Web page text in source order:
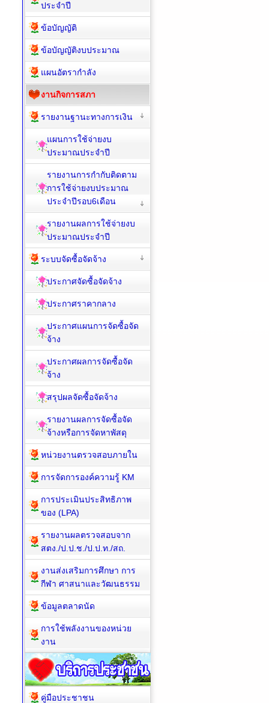
ประจำปี
ข้อบัญญัติ
ข้อบัญญัติงบประมาณ
แผนอัตรากำลัง
งานกิจการสภา
รายงานฐานะทางการเงิน
แผนการใช้จ่ายงบ
ประมาณประจำปี
รายงานการกำกับติดตาม
การใช้จ่ายงบประมาณ
ประจำปีรอบ6เดือน
รายงานผลการใช้จ่ายงบ
ประมาณประจำปี
ระบบจัดซื้อจัดจ้าง
ประกาศจัดซื้อจัดจ้าง
ประกาศราคากลาง
ประกาศแผนการจัดซื้อจัด
จ้าง
ประกาศผลการจัดซื้อจัด
จ้าง
สรุปผลจัดซื้อจัดจ้าง
รายงานผลการจัดซื้อจัด
จ้างหรือการจัดหาพัสดุ
หน่วยงานตรวจสอบภายใน
การจัดการองค์ความรู้ KM
การประเมินประสิทธิภาพ
ของ (LPA)
รายงานผลตรวจสอบจาก
สตง./ป.ป.ช./ป.ป.ท./สถ.
งานส่งเสริมการศึกษา การ
กีฬา ศาสนาและวัฒนธรรม
ข้อมูลตลาดนัด
การใช้พลังงานของหน่วย
งาน
คู่มือประชาชน